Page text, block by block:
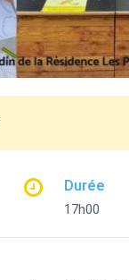
Durée
17h00